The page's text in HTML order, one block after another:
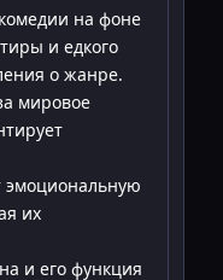
на фоне
и едкого
о жанре.
мировое
эмоциональную
их
и его функция